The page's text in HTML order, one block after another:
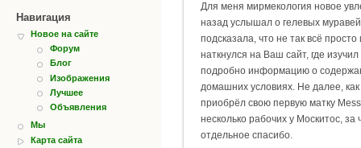
Навигация
Новое на сайте
Форум
Блог
Изображения
Лучшее
Объявления
Мы
Карта сайта
Для меня мирмекология новое
назад услышал о гелевых
подсказала, что не так всё
наткнулся на Ваш сайт, где
подробно информацию о
домашних условиях. Не далее,
приобрёл свою первую матку
несколько рабочих у Москитос, за
отдельное спасибо.